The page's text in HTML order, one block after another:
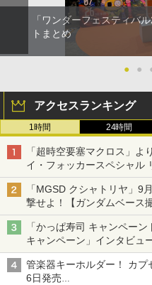
「ワンダーフェスティバ
トまとめ
● ●
アクセスランキング
1時間 24時間
「超時空要塞マクロス」
イ・フォッカースペシャル
「MGSD クシャトリヤ」9
撃せよ！【ガンダムベース
「かっぱ寿司 キャンペー
キャンペーン」インタビュ
子どもが楽しめるかっぱ寿
追求
管楽器キーホルダー！ カプ
6日発売